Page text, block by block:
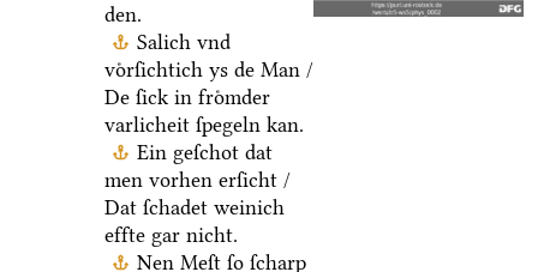
den.
Salich vnd
voͤrſichtich ys de Man /
De ſick in froͤmder
varlicheit ſpegeln kan.
Ein geſchot dat
men vorhen erſicht /
Dat ſchadet weinich
effte gar nicht.
Nen Meſt ſo ſcharp